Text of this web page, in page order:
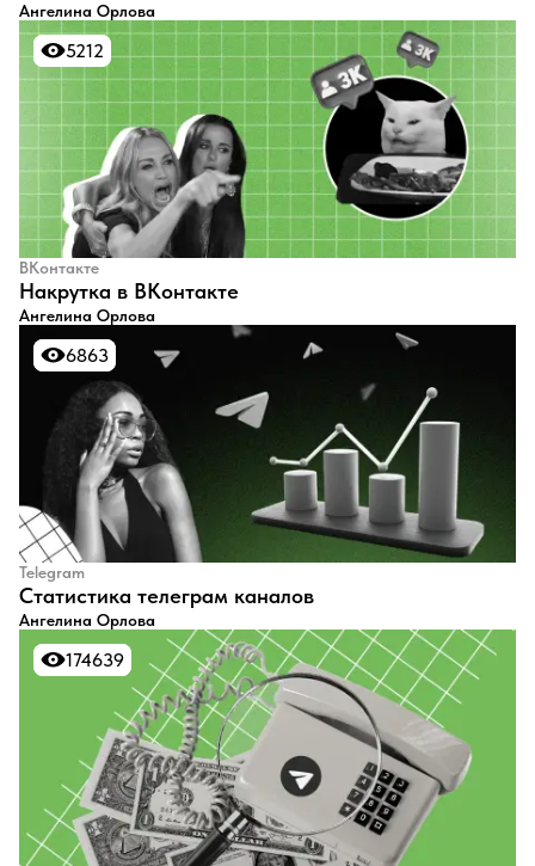
Ангелина Орлова
5212
5212
ВКонтакте
Накрутка в ВКонтакте
Ангелина Орлова
6863
6863
Telegram
Статистика телеграм каналов
Ангелина Орлова
174639
174639